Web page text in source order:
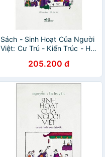
Sách - Sinh Hoạt Của Người
Việt: Cư Trú - Kiến Trúc - Hát
205.200 đ